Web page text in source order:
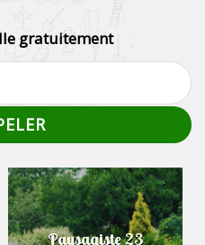
gratuitement
Paysagiste 23